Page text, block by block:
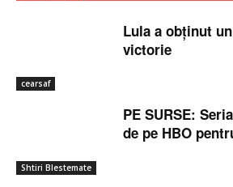
cearsaf
Lula a obținut
victorie
Shtiri Blestemate
PE SURSE:
de pe HBO